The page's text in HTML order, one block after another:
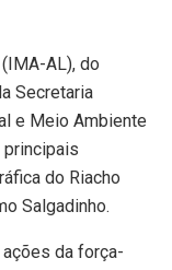
AL), do
Secretaria
e Meio Ambiente
do Riacho
Salgadinho.
da força-